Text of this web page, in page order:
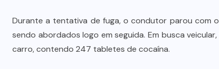
Durante a tentativa de fuga, o condutor parou com
sendo abordados logo em seguida. Em busca
carro, contendo 247 tabletes de cocaína.